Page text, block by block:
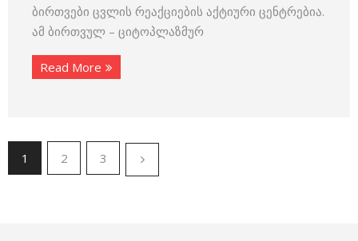
ბირთვები ცვლის რეაქციების აქტიური ცენტრებია.
ამ ბირთვულ – ციტოპლაზმურ
Read More
1 2 3